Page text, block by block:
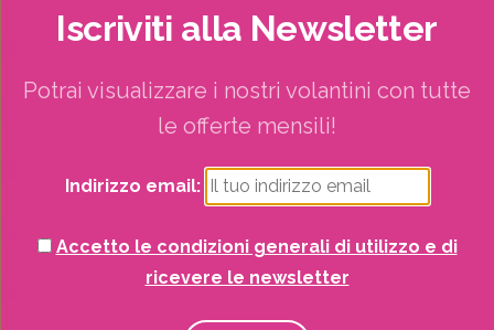
CERCA
Articoli recenti
Iscriviti alla Newsletter
Potrai visualizzare i nostri volantini con tutte
le offerte mensili!
Indirizzo email:
Accetto le condizioni generali di utilizzo e di
ricevere le newsletter